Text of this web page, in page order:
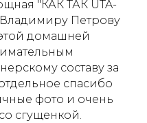
"КАК ТАК UTA-
Владимиру Петрову
домашней
составу за
спасибо
фото и очень
сгущенкой.